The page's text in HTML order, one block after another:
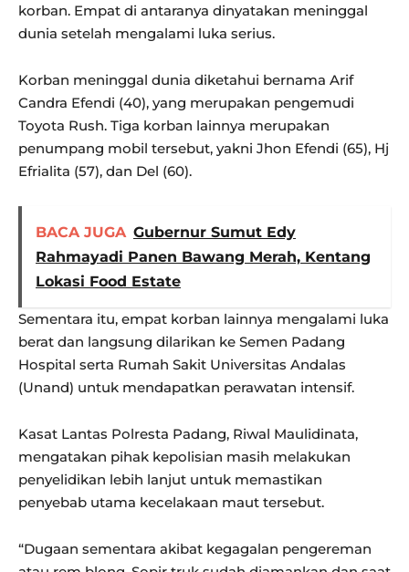
korban. Empat di antaranya dinyatakan meninggal
dunia setelah mengalami luka serius.
Korban meninggal dunia diketahui bernama Arif
Candra Efendi (40), yang merupakan pengemudi
Toyota Rush. Tiga korban lainnya merupakan
penumpang mobil tersebut, yakni Jhon Efendi (65), Hj
Efrialita (57), dan Del (60).
BACA JUGA Gubernur Sumut Edy
Rahmayadi Panen Bawang Merah, Kentang
Lokasi Food Estate
Sementara itu, empat korban lainnya mengalami luka
berat dan langsung dilarikan ke Semen Padang
Hospital serta Rumah Sakit Universitas Andalas
(Unand) untuk mendapatkan perawatan intensif.
Kasat Lantas Polresta Padang, Riwal Maulidinata,
mengatakan pihak kepolisian masih melakukan
penyelidikan lebih lanjut untuk memastikan
penyebab utama kecelakaan maut tersebut.
“Dugaan sementara akibat kegagalan pengereman